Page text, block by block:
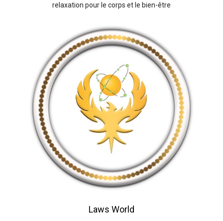
relaxation pour le corps et le bien-être
Laws World